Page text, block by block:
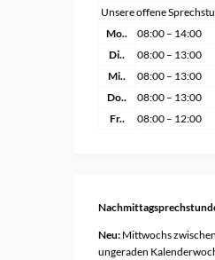
Unsere offene
Mo..
08:00 – 14:00
Di..
08:00 – 13:00
Mi..
08:00 – 13:00
Do..
08:00 – 13:00
Fr..
08:00 – 12:00
Neu: Mittwochs
ungeraden